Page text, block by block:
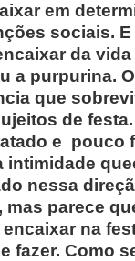
em
sociais.
da
a purpurina.
que
de
e pouco
intimidade
nessa
mas parece
na
fazer. Como